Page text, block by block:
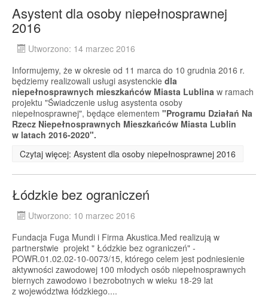
Asystent dla osoby niepełnosprawnej
2016
Utworzono: 14 marzec 2016
Informujemy, że w okresie od 11 marca do 10 grudnia 2016 r.
będziemy realizowali usługi asystenckie dla
niepełnosprawnych mieszkańców Miasta Lublina w ramach
projektu "Świadczenie usług asystenta osoby
niepełnosprawnej", będące elementem "Programu Działań Na
Rzecz Niepełnosprawnych Mieszkańców Miasta Lublin
w latach 2016-2020".
Czytaj więcej: Asystent dla osoby niepełnosprawnej 2016
Łódzkie bez ograniczeń
Utworzono: 10 marzec 2016
Fundacja Fuga Mundi i Firma Akustica.Med realizują w
partnerstwie projekt " Łódzkie bez ograniczeń" -
POWR.01.02.02-10-0073/15, którego celem jest podniesienie
aktywności zawodowej 100 młodych osób niepełnosprawnych
biernych zawodowo i bezrobotnych w wieku 18-29 lat
z województwa łódzkiego....